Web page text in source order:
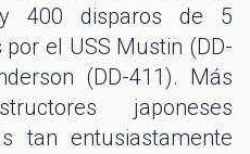
400 disparos de 5
el USS Mustin (DD-
(DD-411). Más
japoneses
tan entusiastamente